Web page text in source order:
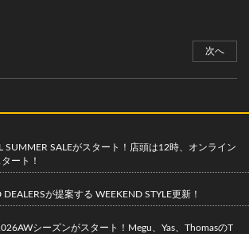
次へ
SUMMER SALEがスタート！店頭は12時、オンライン
ート！
が提案する WEEKEND STYLE更新！
シーズンがスタート！Megu、Yas、ThomasのT